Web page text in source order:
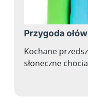
Przygoda
Kochane
słoneczne